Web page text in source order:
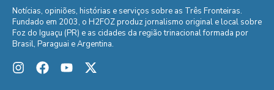
Notícias, opiniões, histórias e serviços sobre as Três Fronteiras.
Fundado em 2003, o H2FOZ produz jornalismo original e local sobre
Foz do Iguaçu (PR) e as cidades da região trinacional formada por
Brasil, Paraguai e Argentina.